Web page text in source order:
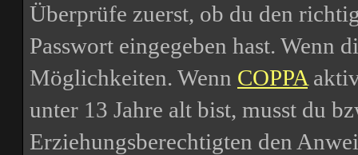
Überprüfe zuerst, ob du den
Passwort eingegeben hast. Wenn
Möglichkeiten. Wenn COPPA
unter 13 Jahre alt bist, musst du
Erziehungsberechtigten den